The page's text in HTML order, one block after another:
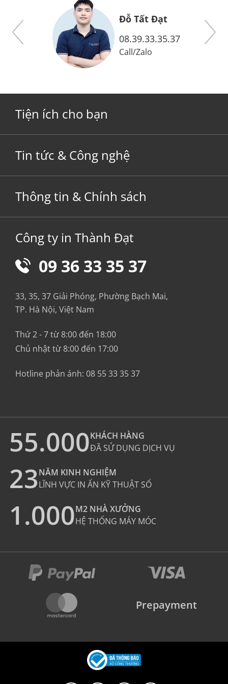
Đỗ Tất Đạt
08.39.33.35.37
Call/Zalo
Tiện ích cho bạn
Tin tức & Công nghệ
Thông tin & Chính sách
Công ty in Thành Đạt
09 36 33 35 37
33, 35, 37 Giải Phóng, Phường Bạch Mai,
TP. Hà Nội, Việt Nam
Thứ 2 - 7 từ 8:00 đến 18:00
Chủ nhật từ 8:00 đến 17:00
Hotline phản ánh: 08 55 33 35 37
55.000KHÁCH HÀNG
ĐÃ SỬ DỤNG DỊCH VỤ
23NĂM KINH NGHIỆM
LĨNH VỰC IN ẤN KỸ THUẬT SỐ
1.000M2 NHÀ XƯỞNG
HỆ THỐNG MÁY MÓC
Prepayment